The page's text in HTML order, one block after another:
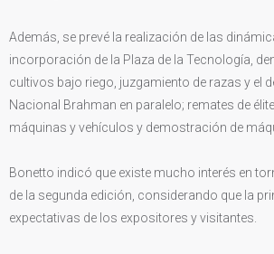
Además, se prevé la realización de las
incorporación de la Plaza de la Tecnología,
cultivos bajo riego, juzgamiento de razas y el
Nacional Brahman en paralelo; remates de
máquinas y vehículos y demostración de
Bonetto indicó que existe mucho interés en
de la segunda edición, considerando que la
expectativas de los expositores y visitantes.